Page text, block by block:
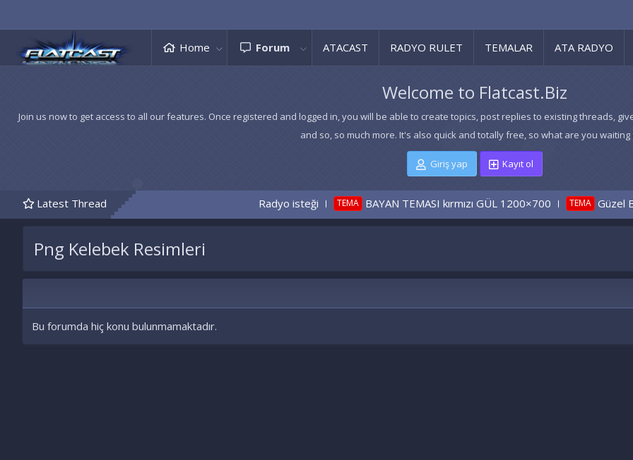
Home Forum ATACAST RADYO RULET TEMALAR ATA RADYO
Welcome to Flatcast.Biz
Join us now to get access to all our features. Once registered and logged in, you will be able to create topics, post replies to existing threads,
and so, so much more. It's also quick and totally free, so what are you waiting
Giriş yap Kayıt ol
Latest Thread Radyo isteği TEMA BAYAN TEMASI kırmızı GÜL 1200×700 TEMA Güzel
Png Kelebek Resimleri
Bu forumda hiç konu bulunmamaktadır.